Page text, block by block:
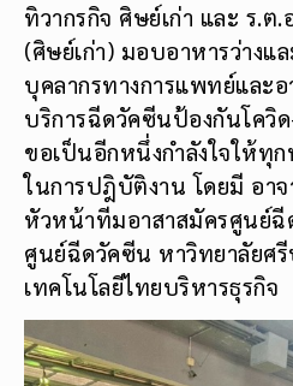
ทิวากรกิจ ศิษย์เก่า และ ร.ต.
(ศิษย์เก่า) มอบอาหารว่าง
บุคลากรทางการแพทย์และ
บริการฉีดวัคซีนป้องกันโควิ
ขอเป็นอีกหนึ่งกำลังใจให้ทุก
ในการปฎิบัติงาน โดยมี อา
หัวหน้าทีมอาสาสมัครศูนย์
ศูนย์ฉีดวัคซีน หาวิทยาลัยศ
เทคโนโลยีไทยบริหารธุรกิจ